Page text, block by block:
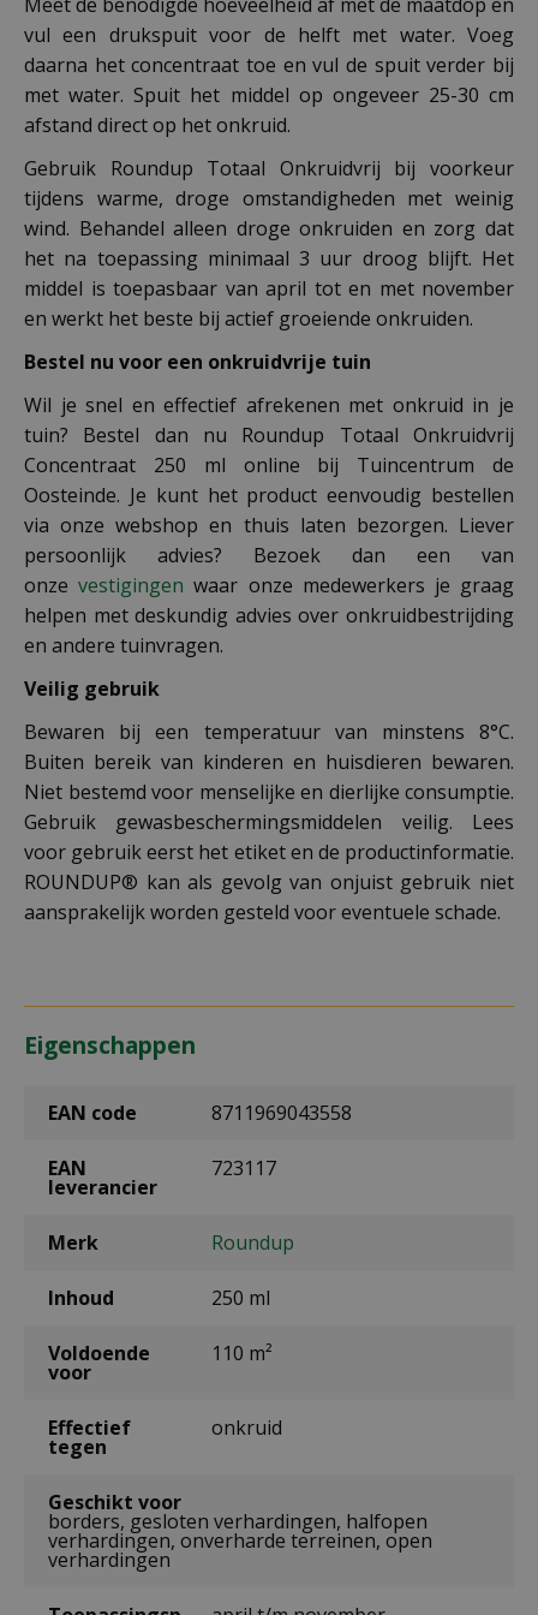
vul een drukspuit voor de helft met water. Voeg
daarna het concentraat toe en vul de spuit verder bij
met water. Spuit het middel op ongeveer 25-30 cm
afstand direct op het onkruid.
Gebruik Roundup Totaal Onkruidvrij bij voorkeur
tijdens warme, droge omstandigheden met weinig
wind. Behandel alleen droge onkruiden en zorg dat
het na toepassing minimaal 3 uur droog blijft. Het
middel is toepasbaar van april tot en met november
en werkt het beste bij actief groeiende onkruiden.
Bestel nu voor een onkruidvrije tuin
Wil je snel en effectief afrekenen met onkruid in je
tuin? Bestel dan nu Roundup Totaal Onkruidvrij
Concentraat 250 ml online bij Tuincentrum de
Oosteinde. Je kunt het product eenvoudig bestellen
via onze webshop en thuis laten bezorgen. Liever
persoonlijk advies? Bezoek dan een van
onzevestigingen waar onze medewerkers je graag
helpen met deskundig advies over onkruidbestrijding
en andere tuinvragen.
Veilig gebruik
Bewaren bij een temperatuur van minstens 8°C.
Buiten bereik van kinderen en huisdieren bewaren.
Niet bestemd voor menselijke en dierlijke consumptie.
Gebruik gewasbeschermingsmiddelen veilig. Lees
voor gebruik eerst het etiket en de productinformatie.
ROUNDUP® kan als gevolg van onjuist gebruik niet
aansprakelijk worden gesteld voor eventuele schade.
Eigenschappen
EAN code 8711969043558
EAN
leverancier
723117
Merk Roundup
Inhoud 250 ml
Voldoende
voor
110 m²
Effectief
tegen
onkruid
Geschikt voor
borders, gesloten verhardingen, halfopen
verhardingen, onverharde terreinen, open
verhardingen